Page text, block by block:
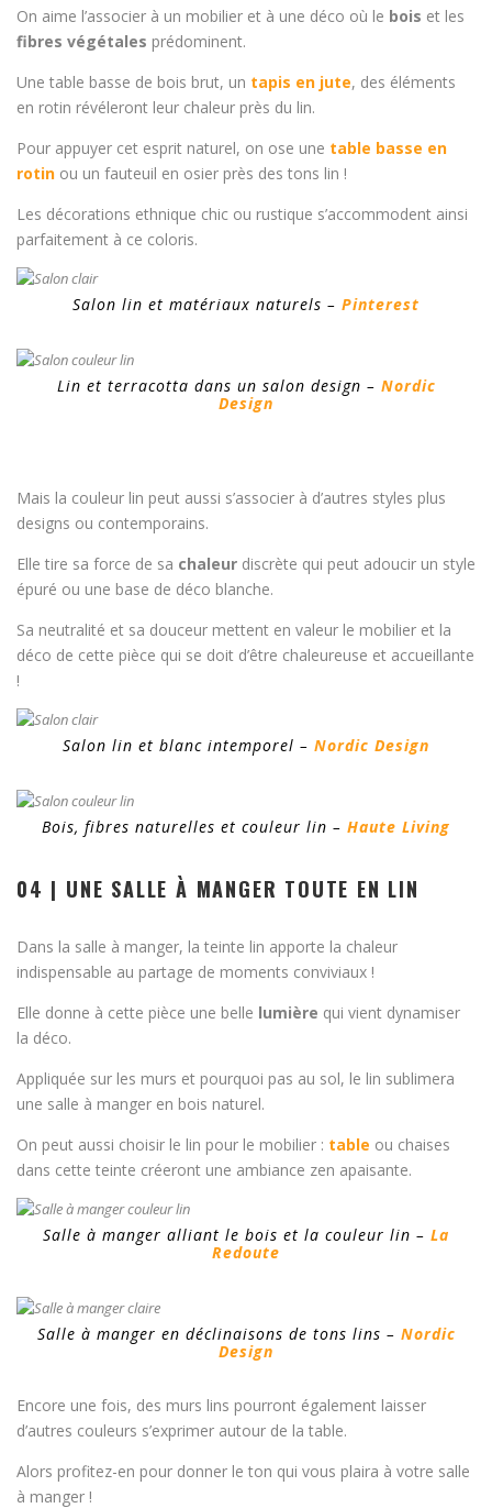
On aime l’associer à un mobilier et à une déco où le bois et les
fibres végétales prédominent.
Une table basse de bois brut, un tapis en jute, des éléments
en rotin révéleront leur chaleur près du lin.
Pour appuyer cet esprit naturel, on ose une table basse en
rotin ou un fauteuil en osier près des tons lin !
Les décorations ethnique chic ou rustique s’accommodent ainsi
parfaitement à ce coloris.
Salon lin et matériaux naturels – Pinterest
Lin et terracotta dans un salon design – Nordic
Design
Mais la couleur lin peut aussi s’associer à d’autres styles plus
designs ou contemporains.
Elle tire sa force de sa chaleur discrète qui peut adoucir un style
épuré ou une base de déco blanche.
Sa neutralité et sa douceur mettent en valeur le mobilier et la
déco de cette pièce qui se doit d’être chaleureuse et accueillante
!
Salon lin et blanc intemporel – Nordic Design
Bois, fibres naturelles et couleur lin – Haute Living
04 | UNE SALLE À MANGER TOUTE EN LIN
Dans la salle à manger, la teinte lin apporte la chaleur
indispensable au partage de moments conviviaux !
Elle donne à cette pièce une belle lumière qui vient dynamiser
la déco.
Appliquée sur les murs et pourquoi pas au sol, le lin sublimera
une salle à manger en bois naturel.
On peut aussi choisir le lin pour le mobilier : table ou chaises
dans cette teinte créeront une ambiance zen apaisante.
Salle à manger alliant le bois et la couleur lin – La
Redoute
Salle à manger en déclinaisons de tons lins – Nordic
Design
Encore une fois, des murs lins pourront également laisser
d’autres couleurs s’exprimer autour de la table.
Alors profitez-en pour donner le ton qui vous plaira à votre salle
à manger !